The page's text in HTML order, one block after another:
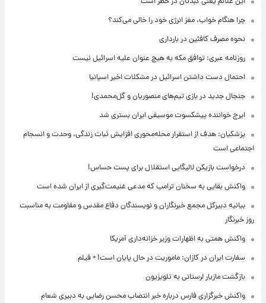
چرا هنگام خواب، مغز انرژی خود را خالی می‌کند؟
نحوه مصرف کافئین در بارداری
روزنامه عبری: توافق مکه به هیچ عنوان علیه اسرائیل نیست
احتمال دست داشتن اسرائیل در مشکلات اخیر اسپانیا
جنجال جدید در بازی تیم‌های منصوریان و گل‌محمدی!
ایرج خواننده پیشکسوت موسیقی ایران بستری شد
پزشکیان: هدف از استقرار محله‌محوری افزایش ثبات زندگی، وحدت و انسجام
اجتماعی است
درخواست بازیکن لالیگایی استقلال برای پست حساس!
واکنش بقایی به سخنان ترامپ که مدعی غنیمت‌گیری از ایران شده است
بیانیه دبیرکل مجمع خبرنگاران و نویسندگان دفاع مقدس و مقاومت به مناسبت
روز خبرنگار
واکنش همتی به اظهارات وزیر خزانه‌داری آمریکا
سفارت ایران در کازان: ماموریت در حال پایان است! + فیلم
بازگشت مازیار لرستانی به تلویزیون
واکنش خبرگزاری فارس درباره خبر انتصاب محسن رضایی به دبیری شعام